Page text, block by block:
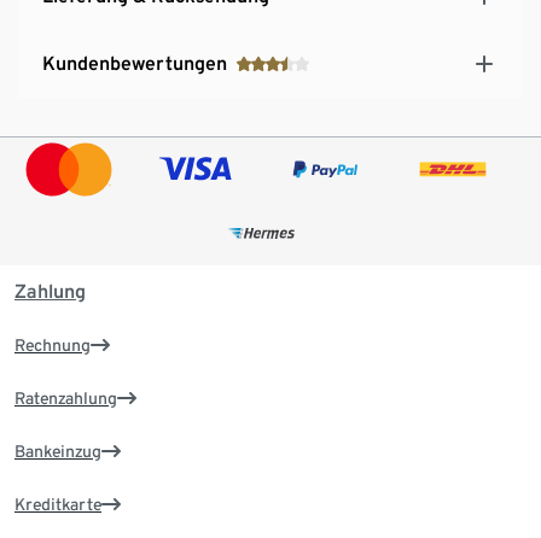
Kundenbewertungen
Zahlung
Rechnung
Ratenzahlung
Bankeinzug
Kreditkarte